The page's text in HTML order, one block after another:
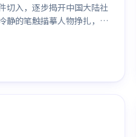
切入，逐步揭开中国大陆社
静的笔触描摹人物挣扎，沉